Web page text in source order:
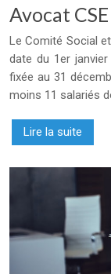
Avocat
Le Comité Social
date du 1er
fixée au 31
moins 11 salariés
Lire la suite